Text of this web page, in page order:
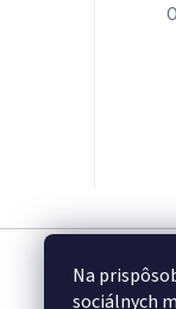
Na
sociálnych